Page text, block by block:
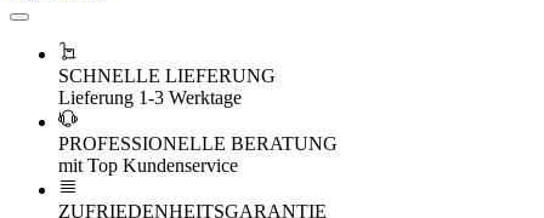
SCHNELLE LIEFERUNG
Lieferung 1-3 Werktage
PROFESSIONELLE BERATUNG
mit Top Kundenservice
ZUFRIEDENHEITSGARANTIE